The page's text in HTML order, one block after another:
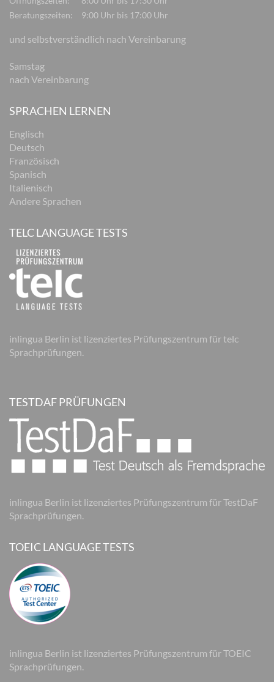
Beratungszeiten:
9:00 Uhr bis 17:00 Uhr
und selbstverständlich nach Vereinbarung
Samstag
nach Vereinbarung
SPRACHEN LERNEN
Englisch
Deutsch
Französisch
Spanisch
Italienisch
Andere Sprachen
TELC LANGUAGE TESTS
inlingua Berlin ist lizenziertes Prüfungszentrum für telc
Sprachprüfungen.
TESTDAF PRÜFUNGEN
inlingua Berlin ist lizenziertes Prüfungszentrum für TestDaF
Sprachprüfungen.
TOEIC LANGUAGE TESTS
inlingua Berlin ist lizenziertes Prüfungszentrum für TOEIC
Sprachprüfungen.